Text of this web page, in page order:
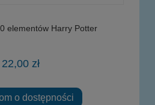
elementów Harry Potter
22,00 zł
o dostępności